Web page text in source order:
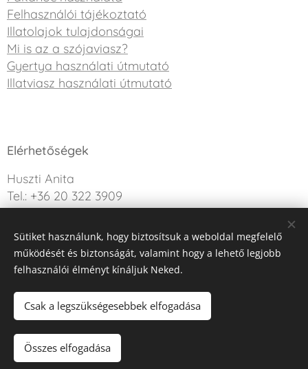
Nincs raktáron
Felhasználói tájékoztató
Illatolajok tulajdonságai
Mi is az a szójaviasz?
Gyertya használati útmutató
Illatviasz használati útmutató
Elérhetőségek
Huszti Anita
Tel.: +36 20 322 3909
Kérdésed van? Írj nekünk!
Az oldalt a Webnode működteti
Sütiket használunk, hogy biztosítsuk a weboldal megfelelő
működését és biztonságát, valamint hogy a lehető legjobb
felhasználói élményt kínáljuk Neked.
Csak a legszükségesebbek elfogadása
Összes elfogadása